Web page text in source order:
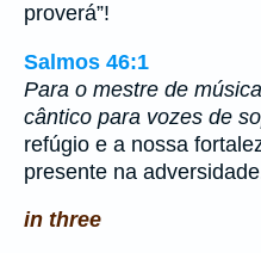
proverá”!
Salmos 46:1
Para o mestre de
cântico para vozes de
refúgio e a nossa
presente na
in three